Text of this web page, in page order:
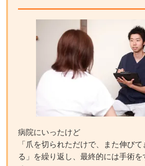
病院にいったけど
「爪を切られただけで、また伸び
る」を繰り返し、最終的には手術